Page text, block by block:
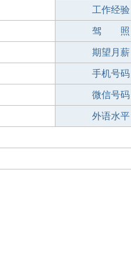
工作经验
驾 照
期望月薪
手机号码
微信号码
外语水平